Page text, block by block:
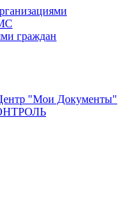
граждан
"Мои Документы"